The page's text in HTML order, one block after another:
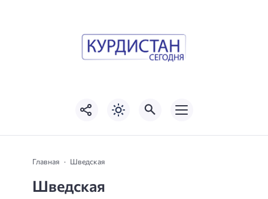
Главная Шведская
Шведская